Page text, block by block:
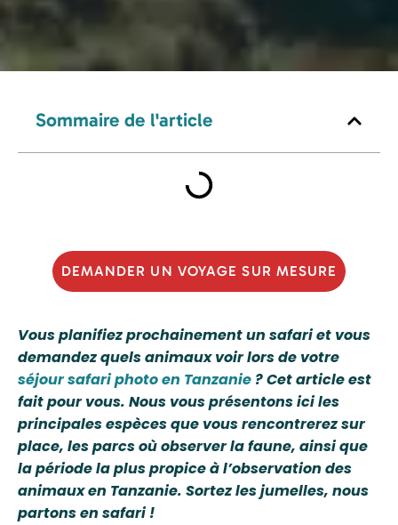
Vous planifiez prochainement un safari et vous
demandez quels animaux voir lors de votre
séjour safari photo en Tanzanie ? Cet article est
fait pour vous. Nous vous présentons ici les
principales espèces que vous rencontrerez sur
place, les parcs où observer la faune, ainsi que
la période la plus propice à l’observation des
animaux en Tanzanie. Sortez les jumelles, nous
partons en safari !
Sommaire de l'article
DEMANDER UN VOYAGE SUR MESURE